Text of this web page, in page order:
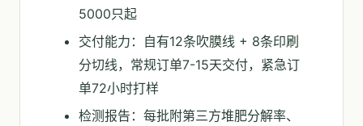
5000只起
交付能力：自有12条吹膜线 + 8条印刷
分切线，常规订单7-15天交付，紧急订
单72小时打样
检测报告：每批附第三方堆肥分解率、